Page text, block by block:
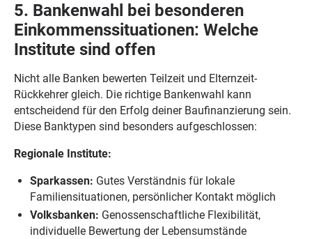
5. Bankenwahl bei besonderen
Einkommenssituationen: Welche
Institute sind offen
Nicht alle Banken bewerten Teilzeit und Elternzeit-
Rückkehrer gleich. Die richtige Bankenwahl kann
entscheidend für den Erfolg deiner Baufinanzierung sein.
Diese Banktypen sind besonders aufgeschlossen:
Regionale Institute:
Sparkassen: Gutes Verständnis für lokale
Familiensituationen, persönlicher Kontakt möglich
Volksbanken: Genossenschaftliche Flexibilität,
individuelle Bewertung der Lebensumstände